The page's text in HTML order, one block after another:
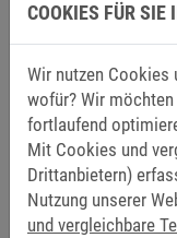
Integrierte
Erweiterte
Die Lift Drives
Anforderungen für
COOKIES FÜR SIE
Wir nutzen Cookies
wofür? Wir
fortlaufend
Mit Cookies und
Drittanbietern)
Nutzung unserer
und vergleichbare